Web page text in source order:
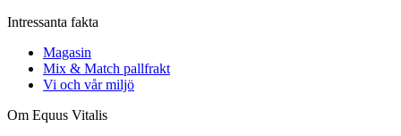
Intressanta fakta
Magasin
Mix & Match pallfrakt
Vi och vår miljö
Om Equus Vitalis